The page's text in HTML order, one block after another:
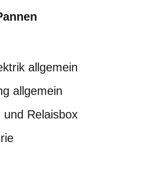
allgemein
allgemein
und Relaisbox